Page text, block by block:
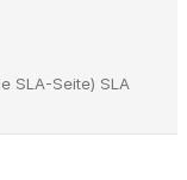
SLA-Seite) SLA